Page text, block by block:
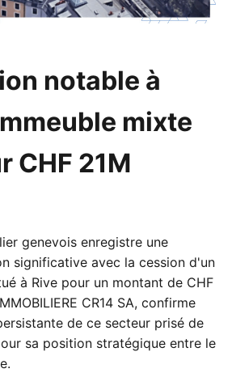
notable à
mixte
CHF 21M
genevois enregistre une
significative avec la cession d'un
à Rive pour un montant de CHF
CR14 SA, confirme
de ce secteur prisé de
sa position stratégique entre le